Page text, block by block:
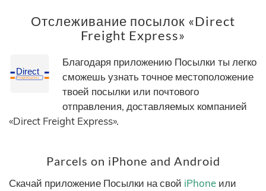
Отслеживание посылок «Direct
Freight Express»
Благодаря приложению Посылки ты легко
сможешь узнать точное местоположение
твоей посылки или почтового
отправления, доставляемых компанией
«Direct Freight Express».
Parcels on iPhone and Android
Скачай приложение Посылки на свой iPhone или